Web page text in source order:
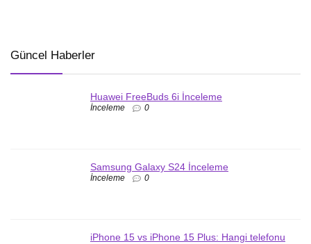
Güncel Haberler
Huawei FreeBuds 6i İnceleme
İnceleme 0
Samsung Galaxy S24 İnceleme
İnceleme 0
iPhone 15 vs iPhone 15 Plus: Hangi telefonu